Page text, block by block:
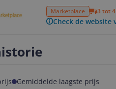
Marketplace 3 tot
Check de website
Gemiddelde laagste prijs